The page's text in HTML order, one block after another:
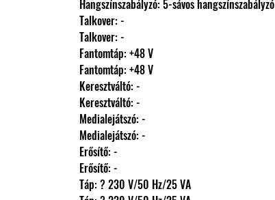
                Hangszínszabályzó: 5-sávos hangszínszabályzó
                Talkover: -
                Talkover: -
                Fantomtáp: +48 V
                Fantomtáp: +48 V
                Keresztváltó: -
                Keresztváltó: -
                Medialejátszó: -
                Medialejátszó: -
                Erősítő: -
                Erősítő: -
                Táp: ? 230 V/50 Hz/25 VA